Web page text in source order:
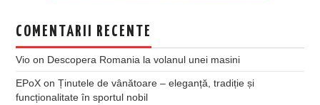
COMENTARII RECENTE
Vio on Descopera Romania la volanul unei masini
EPoX onȚinutele de vânătoare – eleganță, tradiție și
funcționalitate în sportul nobil